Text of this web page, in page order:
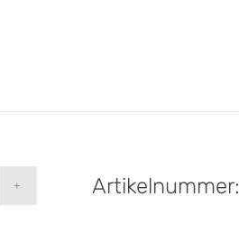
Artikelnummer: